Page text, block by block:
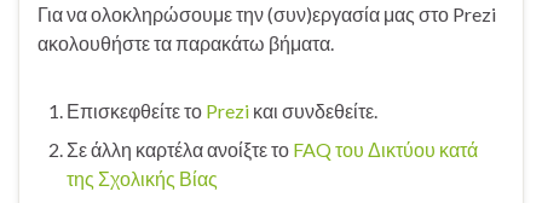
Για να ολοκληρώσουμε την (συν)εργασία μας στο Prezi
ακολουθήστε τα παρακάτω βήματα.
Επισκεφθείτε το Prezi και συνδεθείτε.
Σε άλλη καρτέλα ανοίξτε το FAQ του Δικτύου κατά
της Σχολικής Βίας